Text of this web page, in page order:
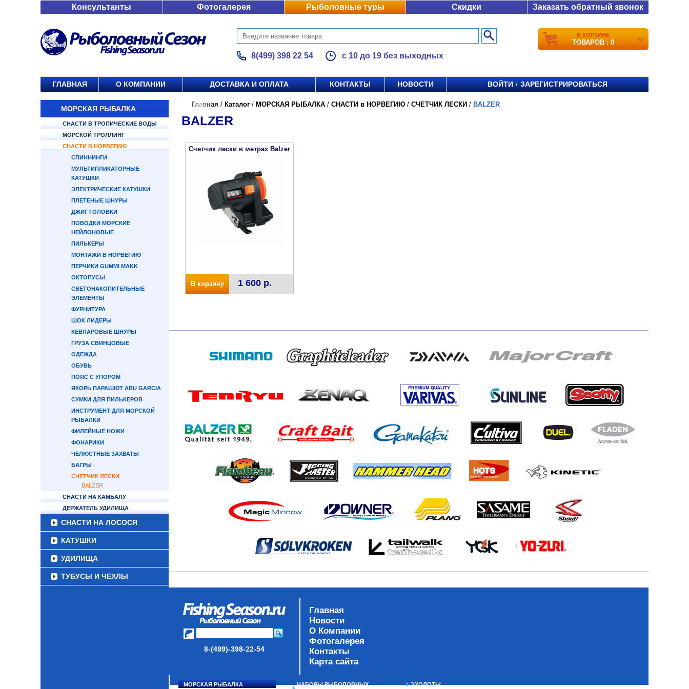
Консультанты Фотогалерея Рыболовные туры Скидки Заказать обратный звонок
8(499) 398 22 54 с 10 до 19 без выходных
В КОРЗИНЕ
ТОВАРОВ : 0
ГЛАВНАЯ О КОМПАНИИ ДОСТАВКА И ОПЛАТА КОНТАКТЫ НОВОСТИ ВОЙТИ / ЗАРЕГИСТРИРОВАТЬСЯ
МОРСКАЯ РЫБАЛКА
СНАСТИ В ТРОПИЧЕСКИЕ ВОДЫ
МОРСКОЙ ТРОЛЛИНГ
СНАСТИ В НОРВЕГИЮ
СПИННИНГИ
МУЛЬТИПЛИКАТОРНЫЕ
КАТУШКИ
ЭЛЕКТРИЧЕСКИЕ КАТУШКИ
ПЛЕТЕНЫЕ ШНУРЫ
ДЖИГ ГОЛОВКИ
ПОВОДКИ МОРСКИЕ
НЕЙЛОНОВЫЕ
ПИЛЬКЕРЫ
МОНТАЖИ В НОРВЕГИЮ
ПЕРЧИКИ GUMMI MAKK
ОКТОПУСЫ
СВЕТОНАКОПИТЕЛЬНЫЕ
ЭЛЕМЕНТЫ
ФУРНИТУРА
ШОК ЛИДЕРЫ
КЕВЛАРОВЫЕ ШНУРЫ
ГРУЗА СВИНЦОВЫЕ
ОДЕЖДА
ОБУВЬ
ПОЯС С УПОРОМ
ЯКОРЬ ПАРАШЮТ ABU GARCIA
СУМКИ ДЛЯ ПИЛЬКЕРОВ
ИНСТРУМЕНТ ДЛЯ МОРСКОЙ
РЫБАЛКИ
ФИЛЕЙНЫЕ НОЖИ
ФОНАРИКИ
ЧЕЛЮСТНЫЕ ЗАХВАТЫ
БАГРЫ
СЧЕТЧИК ЛЕСКИ
BALZER
СНАСТИ НА КАМБАЛУ
ДЕРЖАТЕЛЬ УДИЛИЩА
СНАСТИ НА ЛОСОСЯ
КАТУШКИ
УДИЛИЩА
ТУБУСЫ И ЧЕХЛЫ
Главная / Каталог / МОРСКАЯ РЫБАЛКА / СНАСТИ в НОРВЕГИЮ / СЧЕТЧИК ЛЕСКИ / BALZER
BALZER
Счетчик лески в метрах Balzer
В корзину 1 600 р.
8-(499)-398-22-54
Главная
Новости
О Компании
Фотогалерея
Контакты
Карта сайта
МОРСКАЯ РЫБАЛКА
НАБОРЫ РЫБОЛОВНЫХ
ЭХОЛОТЫ